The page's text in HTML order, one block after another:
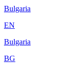
Bulgaria
EN
Bulgaria
BG